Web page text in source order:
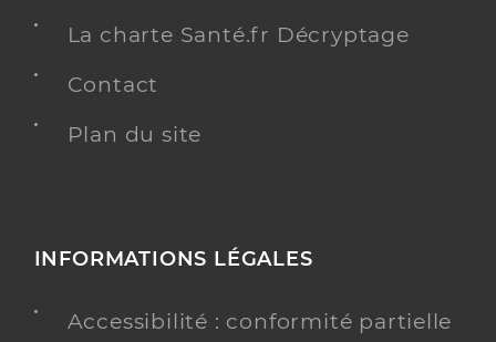
La charte Santé.fr Décryptage
Contact
Plan du site
INFORMATIONS LÉGALES
Accessibilité : conformité partielle